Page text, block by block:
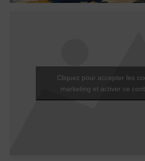
Cliquez pour accepter les
marketing et activer ce